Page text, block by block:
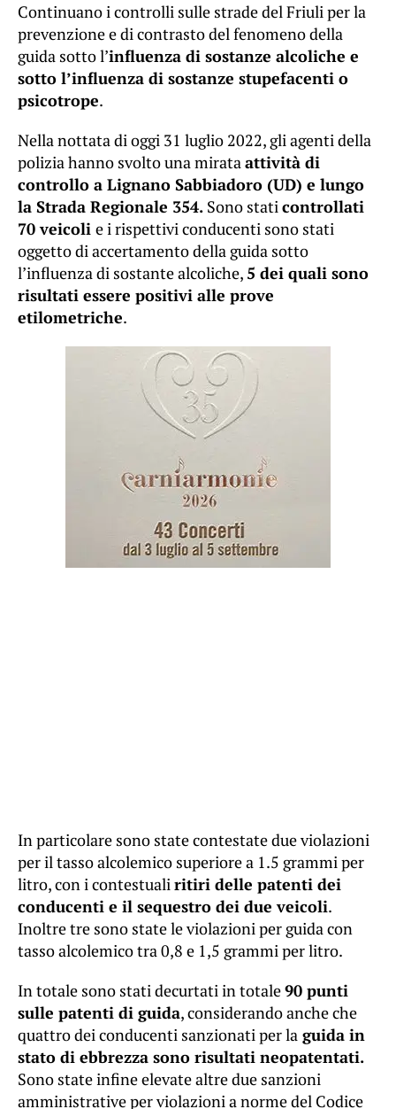
Continuano i controlli sulle strade del Friuli per la
prevenzione e di contrasto del fenomeno della
guida sotto l’influenza di sostanze alcoliche e
sotto l’influenza di sostanze stupefacenti o
psicotrope.
Nella nottata di oggi 31 luglio 2022, gli agenti della
polizia hanno svolto una mirataattività di
controllo a Lignano Sabbiadoro (UD) e lungo
la Strada Regionale 354. Sono staticontrollati
70 veicoli e i rispettivi conducenti sono stati
oggetto di accertamento della guida sotto
l’influenza di sostante alcoliche, 5 dei quali sono
risultati essere positivi alle prove
etilometriche.
In particolare sono state contestate due violazioni
per il tasso alcolemico superiore a 1.5 grammi per
litro, con i contestualiritiri delle patenti dei
conducenti e il sequestro dei due veicoli.
Inoltre tre sono state le violazioni per guida con
tasso alcolemico tra 0,8 e 1,5 grammi per litro.
In totale sono stati decurtati in totale90 punti
sulle patenti di guida, considerando anche che
quattro dei conducenti sanzionati per la guida in
stato di ebbrezza sono risultati neopatentati.
Sono state infine elevate altre due sanzioni
amministrative per violazioni a norme del Codice